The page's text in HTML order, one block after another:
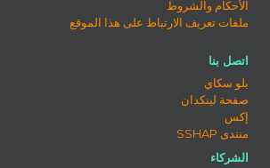
الأحكام والشروط
ملفات تعريف الارتباط على هذا الموقع
اتصل بنا
بلو سكاي
صفحة لينكدان
إكس
منتدى SSHAP
الشركاء